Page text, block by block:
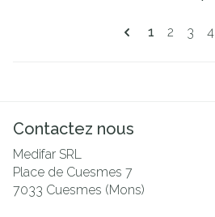
Pages
Vous lisez
1 Page
2 Page
3 4
Contactez nous
Medifar SRL
Place de Cuesmes 7
7033 Cuesmes (Mons)